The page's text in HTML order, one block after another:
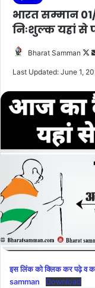
भारत सम्मान
निःशुल्क यहां से
Bharat Samman
Last Updated: June 1,
इस लिंक को क्लिक कर पढ़े व
samman
Download